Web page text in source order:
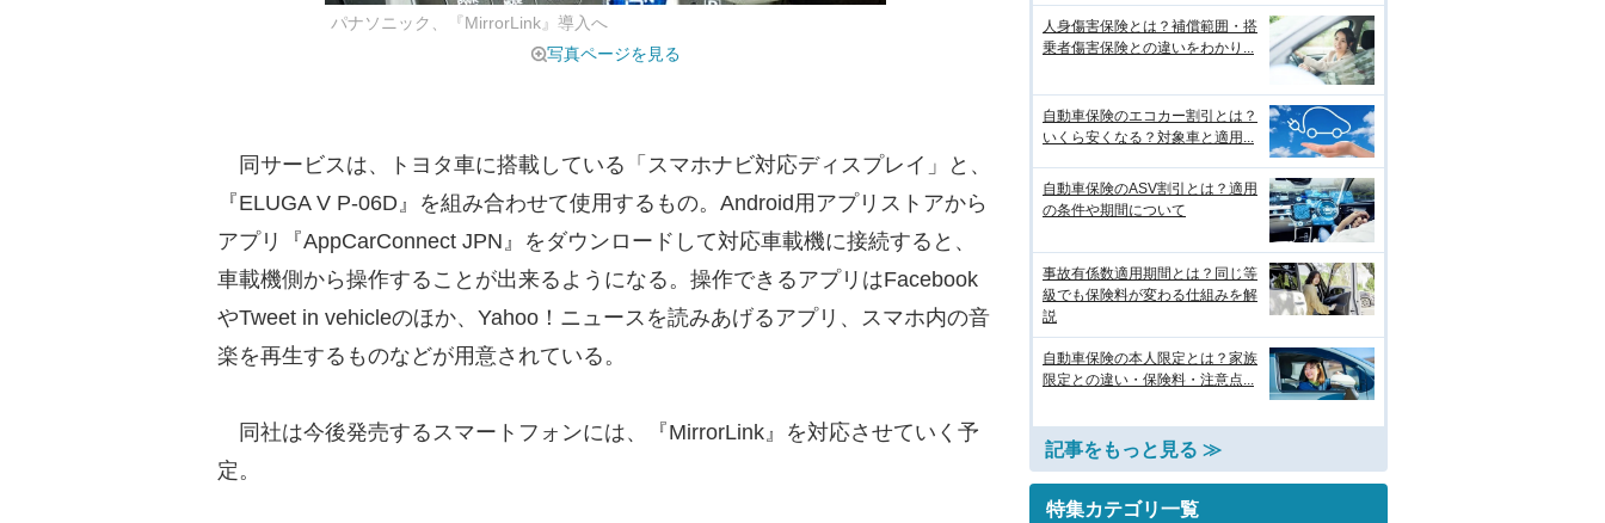
パナソニック、『MirrorLink』導入へ
写真ページを見る
同サービスは、トヨタ車に搭載している「スマホナビ対応ディスプレイ」と、
『ELUGA V P-06D』を組み合わせて使用するもの。Android用アプリストアから
アプリ『AppCarConnect JPN』をダウンロードして対応車載機に接続すると、
車載機側から操作することが出来るようになる。操作できるアプリはFacebook
やTweet in vehicleのほか、Yahoo！ニュースを読みあげるアプリ、スマホ内の音
楽を再生するものなどが用意されている。
同社は今後発売するスマートフォンには、『MirrorLink』を対応させていく予
定。
人身傷害保険とは？補償範囲・搭
乗者傷害保険との違いをわかり...
自動車保険のエコカー割引とは？
いくら安くなる？対象車と適用...
自動車保険のASV割引とは？適用
の条件や期間について
事故有係数適用期間とは？同じ等
級でも保険料が変わる仕組みを解
説
自動車保険の本人限定とは？家族
限定との違い・保険料・注意点...
記事をもっと見る ≫
特集カテゴリ一覧